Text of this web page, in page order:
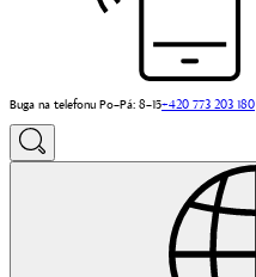
Buga na telefonu Po–Pá: 8–15+420 773 203 180